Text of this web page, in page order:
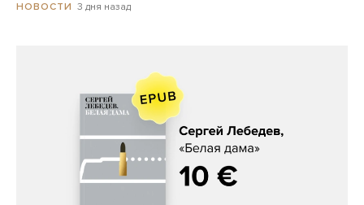
НОВОСТИ 3 дня назад